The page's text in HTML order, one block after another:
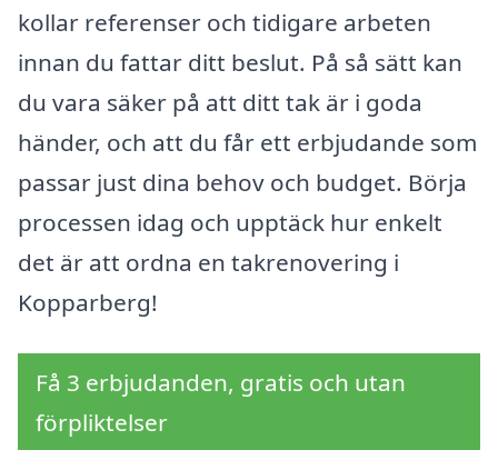
kollar referenser och tidigare arbeten
innan du fattar ditt beslut. På så sätt kan
du vara säker på att ditt tak är i goda
händer, och att du får ett erbjudande som
passar just dina behov och budget. Börja
processen idag och upptäck hur enkelt
det är att ordna en takrenovering i
Kopparberg!
Få 3 erbjudanden, gratis och utan
förpliktelser